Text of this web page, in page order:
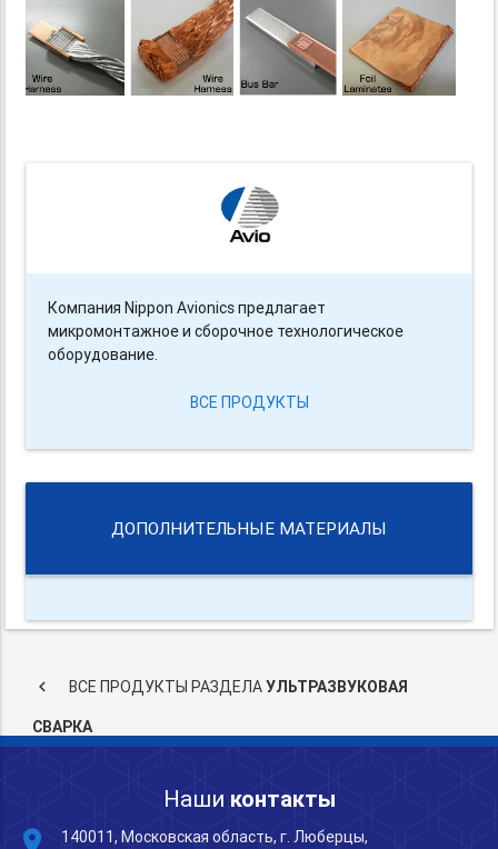
Компания Nippon Avionics предлагает
микромонтажное и сборочное технологическое
оборудование.
ВСЕ ПРОДУКТЫ
ДОПОЛНИТЕЛЬНЫЕ МАТЕРИАЛЫ
keyboard_arrow_left ВСЕ ПРОДУКТЫ РАЗДЕЛАУЛЬТРАЗВУКОВАЯ
СВАРКА
Наши контакты
place 140011, Московская область, г. Люберцы,